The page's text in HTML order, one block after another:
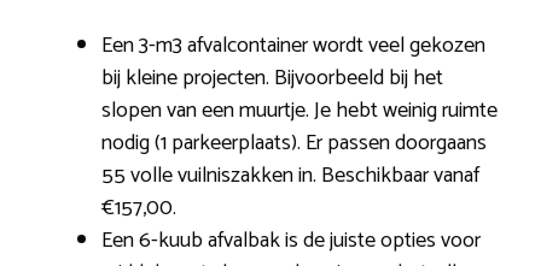
Een 3-m3 afvalcontainer wordt veel gekozen
bij kleine projecten. Bijvoorbeeld bij het
slopen van een muurtje. Je hebt weinig ruimte
nodig (1 parkeerplaats). Er passen doorgaans
55 volle vuilniszakken in. Beschikbaar vanaf
€157,00.
Een 6-kuub afvalbak is de juiste opties voor